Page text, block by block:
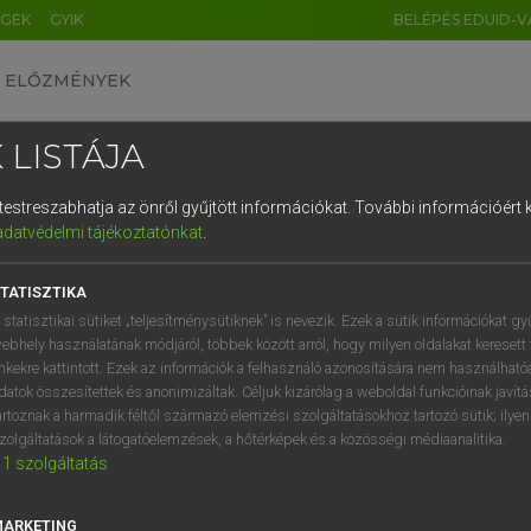
GYIK BELÉPÉS EDUID-
ELŐZMÉNYEK
szótár
VAN ELŐFIZETÉSED?
megtekintéséhez.
LISTÁJA
az önről gyűjtött információkat. További információért
tájékoztatónkat.
statisztikai sütiket „teljesítménysütiknek” is nevezik. Ezek a sütik információkat
használatának módjáról, többek között arról, hogy milyen oldalakat keresett
kattintott. Ezek az információk a felhasználó azonosítására nem
összesítettek és anonimizáltak. Céljuk kizárólag a weboldal funkcióinak
a harmadik féltől származó elemzési szolgáltatásokhoz tartozó sütik;
a látogatóelemzések, a hőtérképek és a közösségi médiaanalitika.
1 szolgáltatás
DE CN FR ES IT NL
1 2 3 4 5 6 7 8 9
q w e r t z u i
a s d f g h j k l é
í y x c v b n m , .